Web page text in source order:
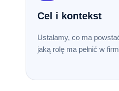
Cel i kontekst
Ustalamy, co ma
jaką rolę ma pełnić w